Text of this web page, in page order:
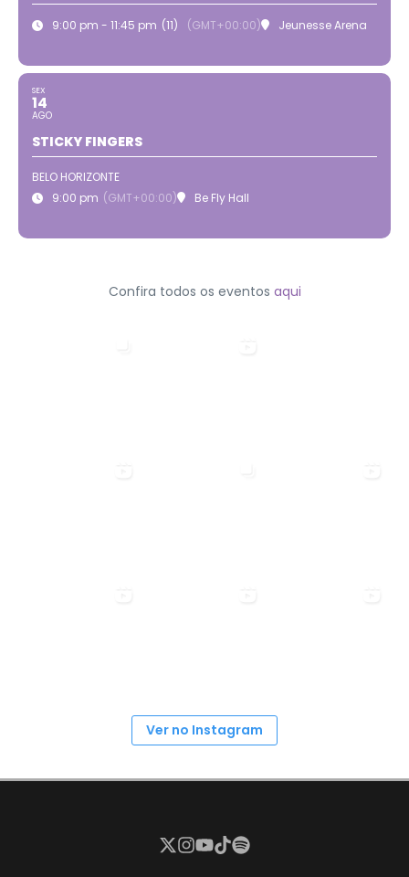
9:00 pm - 11:45 pm (11) (GMT+00:00) Jeunesse Arena
SEX
14
AGO
STICKY FINGERS
BELO HORIZONTE
9:00 pm (GMT+00:00) Be Fly Hall
Confira todos os eventos aqui
Ver no Instagram